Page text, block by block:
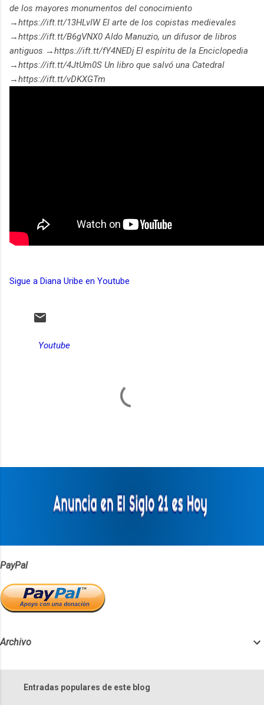
de los mayores monumentos del conocimiento
→https://ift.tt/13HLvIW El arte de los copistas medievales
→https://ift.tt/B6gVNX0 Aldo Manuzio, un difusor de libros
antiguos →https://ift.tt/fY4NEDj El espíritu de la Enciclopedia
→https://ift.tt/4JtUm0S Un libro que salvó una Catedral
→https://ift.tt/vDKXGTm
Sigue a Diana Uribe en Youtube
Youtube
PayPal
Archivo
Entradas populares de este blog